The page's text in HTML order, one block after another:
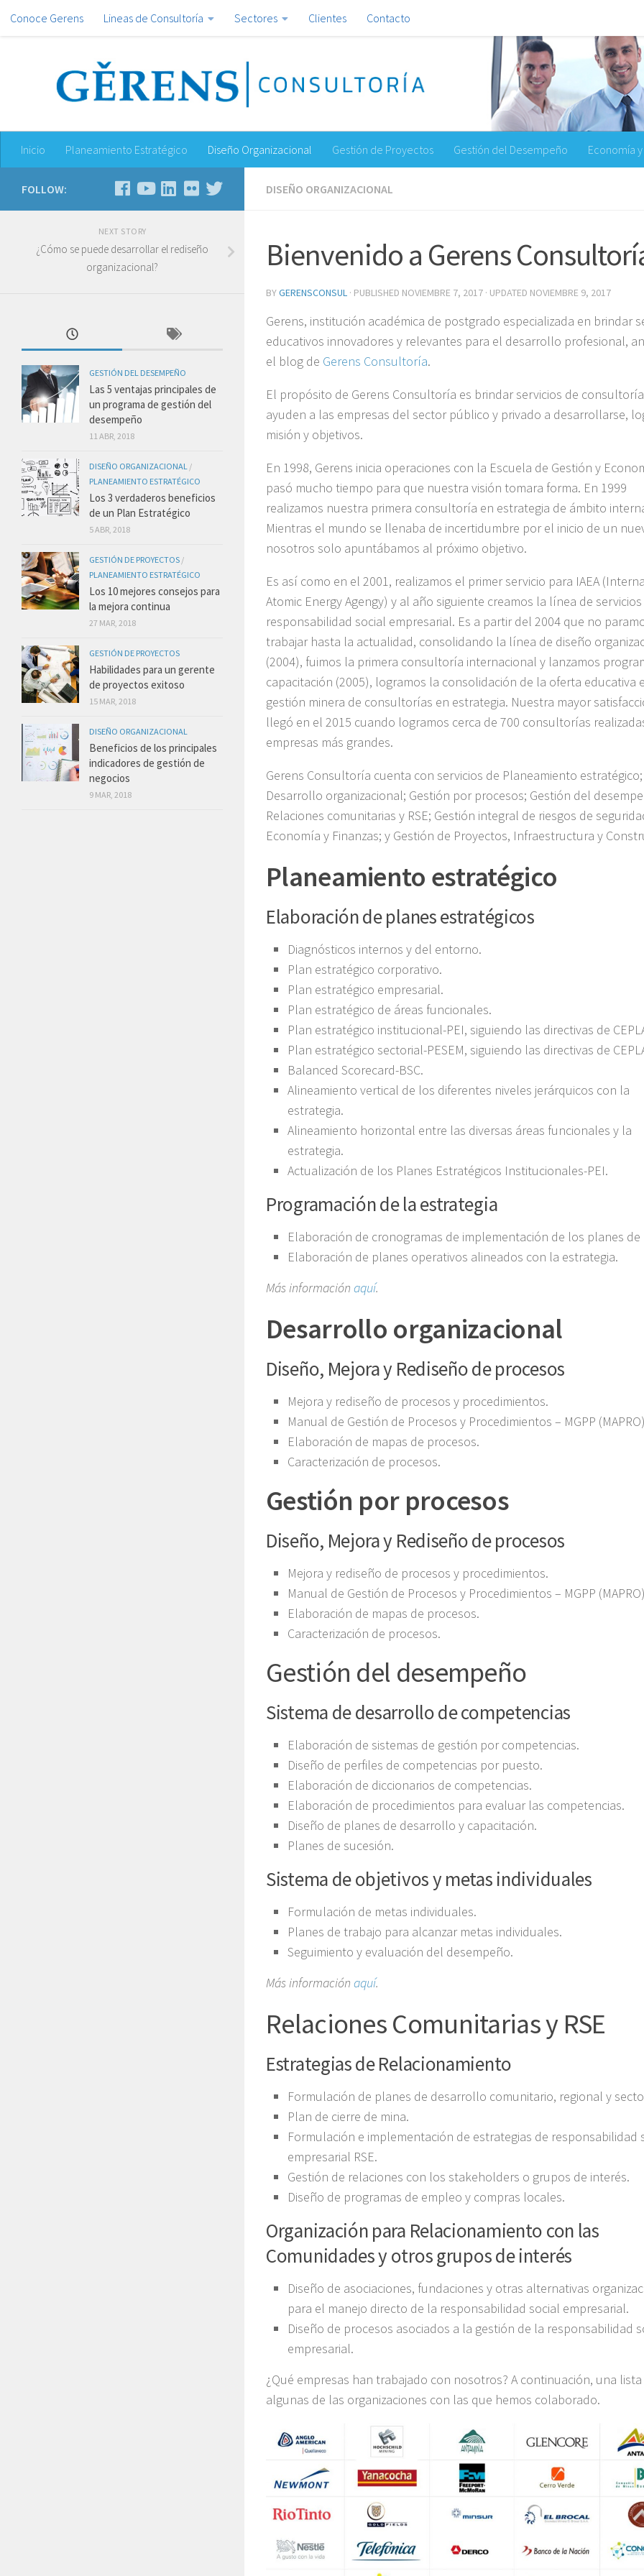
Conoce Gerens Lineas de Consultoría Sectores Clientes Contacto
Inicio Planeamiento Estratégico Diseño Organizacional Gestión de Proyectos Gestión del Desempeño Economía
DISEÑO ORGANIZACIONAL
Bienvenido a Gerens
BYGERENSCONSUL · PUBLISHED NOVIEMBRE 7, 2017 · UPDATED NOVIEMBRE 9, 2017
Gerens, institución académica de postgrado especializada en brindar
educativos innovadores y relevantes para el desarrollo profesional,
el blog de Gerens Consultoría.
El propósito de Gerens Consultoría es brindar servicios de
ayuden a las empresas del sector público y privado a desarrollarse,
misión y objetivos.
En 1998, Gerens inicia operaciones con la Escuela de Gestión y
pasó mucho tiempo para que nuestra visión tomara forma. En 1999
realizamos nuestra primera consultoría en estrategia de ámbito
Mientras el mundo se llenaba de incertidumbre por el inicio de un
nosotros solo apuntábamos al próximo objetivo.
Es así como en el 2001, realizamos el primer servicio para IAEA
Atomic Energy Agengy) y al año siguiente creamos la línea de
responsabilidad social empresarial. Es a partir del 2004 que no
trabajar hasta la actualidad, consolidando la línea de diseño
(2004), fuimos la primera consultoría internacional y lanzamos
capacitación (2005), logramos la consolidación de la oferta educativa
gestión minera de consultorías en estrategia. Nuestra mayor
llegó en el 2015 cuando logramos cerca de 700 consultorías
empresas más grandes.
Gerens Consultoría cuenta con servicios de Planeamiento estratégico;
Desarrollo organizacional; Gestión por procesos; Gestión del
Relaciones comunitarias y RSE; Gestión integral de riesgos de
Economía y Finanzas; y Gestión de Proyectos, Infraestructura y
Planeamiento estratégico
Elaboración de planes estratégicos
Diagnósticos internos y del entorno.
Plan estratégico corporativo.
Plan estratégico empresarial.
Plan estratégico de áreas funcionales.
Plan estratégico institucional-PEI, siguiendo las directivas de
Plan estratégico sectorial-PESEM, siguiendo las directivas de
Balanced Scorecard-BSC.
Alineamiento vertical de los diferentes niveles jerárquicos con la
estrategia.
Alineamiento horizontal entre las diversas áreas funcionales y la
estrategia.
Actualización de los Planes Estratégicos Institucionales-PEI.
Programación de la estrategia
Elaboración de cronogramas de implementación de los planes de
Elaboración de planes operativos alineados con la estrategia.
Más información aquí.
Desarrollo organizacional
Diseño, Mejora y Rediseño de procesos
Mejora y rediseño de procesos y procedimientos.
Manual de Gestión de Procesos y Procedimientos – MGPP
Elaboración de mapas de procesos.
Caracterización de procesos.
Gestión por procesos
Diseño, Mejora y Rediseño de procesos
Mejora y rediseño de procesos y procedimientos.
Manual de Gestión de Procesos y Procedimientos – MGPP
Elaboración de mapas de procesos.
Caracterización de procesos.
Gestión del desempeño
Sistema de desarrollo de competencias
Elaboración de sistemas de gestión por competencias.
Diseño de perfiles de competencias por puesto.
Elaboración de diccionarios de competencias.
Elaboración de procedimientos para evaluar las competencias.
Diseño de planes de desarrollo y capacitación.
Planes de sucesión.
Sistema de objetivos y metas individuales
Formulación de metas individuales.
Planes de trabajo para alcanzar metas individuales.
Seguimiento y evaluación del desempeño.​
Más información aquí.
Relaciones Comunitarias y RSE
Estrategias de Relacionamiento
Formulación de planes de desarrollo comunitario, regional y
Plan de cierre de mina.
Formulación e implementación de estrategias de responsabilidad
empresarial RSE.
Gestión de relaciones con los stakeholders o grupos de interés.
Diseño de programas de empleo y compras locales.
Organización para Relacionamiento con las
Comunidades y otros grupos de interés
Diseño de asociaciones, fundaciones y otras alternativas
para el manejo directo de la responsabilidad social empresarial.
Diseño de procesos asociados a la gestión de la responsabilidad
empresarial.
¿Qué empresas han trabajado con nosotros? A continuación, una
algunas de las organizaciones con las que hemos colaborado.
FOLLOW:
NEXT STORY
¿Cómo se puede desarrollar el rediseño
organizacional?
GESTIÓN DEL DESEMPEÑO
Las 5 ventajas principales de
un programa de gestión del
desempeño
11 ABR, 2018
DISEÑO ORGANIZACIONAL /
PLANEAMIENTO ESTRATÉGICO
Los 3 verdaderos beneficios
de un Plan Estratégico
5 ABR, 2018
GESTIÓN DE PROYECTOS /
PLANEAMIENTO ESTRATÉGICO
Los 10 mejores consejos para
la mejora continua
27 MAR, 2018
GESTIÓN DE PROYECTOS
Habilidades para un gerente
de proyectos exitoso
15 MAR, 2018
DISEÑO ORGANIZACIONAL
Beneficios de los principales
indicadores de gestión de
negocios
9 MAR, 2018